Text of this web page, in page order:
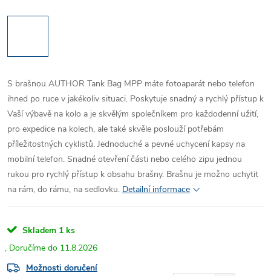
S brašnou AUTHOR Tank Bag MPP máte fotoaparát nebo telefon
ihned po ruce v jakékoliv situaci. Poskytuje snadný a rychlý přístup k
Vaší výbavě na kolo a je skvělým společníkem pro každodenní užití,
pro expedice na kolech, ale také skvěle poslouží potřebám
příležitostných cyklistů. Jednoduché a pevné uchycení kapsy na
mobilní telefon. Snadné otevření části nebo celého zipu jednou
rukou pro rychlý přístup k obsahu brašny. Brašnu je možno uchytit
na rám, do rámu, na sedlovku. Detailní informace
Skladem 1 ks
11.8.2026
Možnosti doručení